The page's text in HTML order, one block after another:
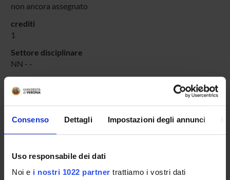
Consenso Dettagli Impostazioni degli annunci
Uso responsabile dei dati
Noi e i nostri 1022 partner trattiamo i vostri dati
non ancora assegnato
crediti
1
Settore disciplinare
NN - -
Italiano
DIDATTICA SOSTEGNO
dal 25-ott-2025 al 30-giu-2025.